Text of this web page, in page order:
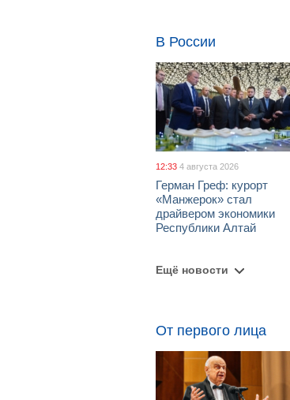
В России
12:33 4 августа 2026
Герман Греф: курорт
«Манжерок» стал
драйвером экономики
Республики Алтай
Ещё новости
От первого лица